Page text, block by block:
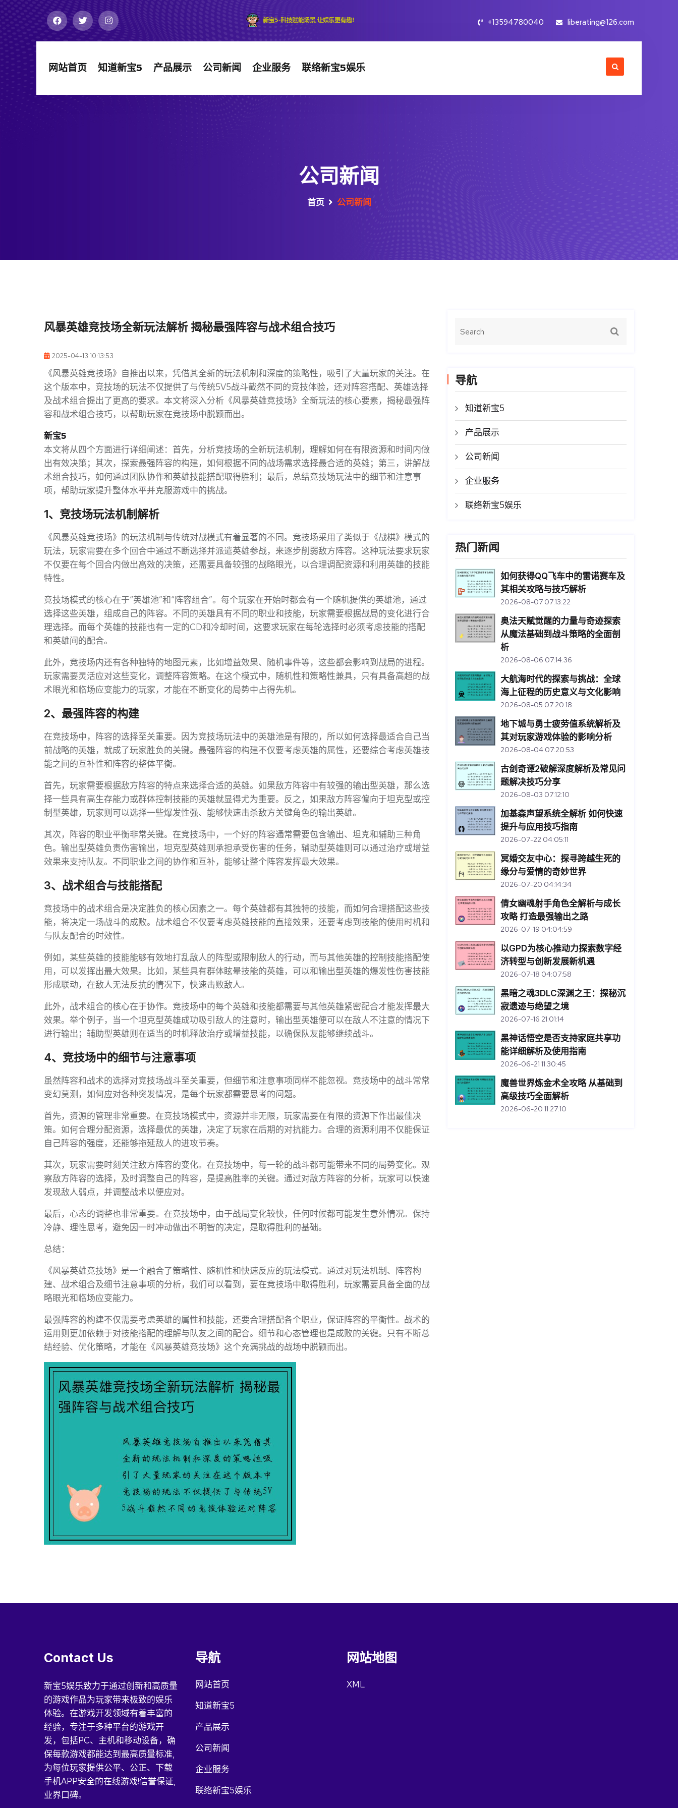
+13594780040 liberating@126.com
网站首页 知道新宝5 产品展示 公司新闻 企业服务 联络新宝5娱乐
公司新闻
首页 公司新闻
风暴英雄竞技场全新玩法解析 揭秘最强阵容与战术组合技巧
2025-04-13 10:13:53
《风暴英雄竞技场》自推出以来，凭借其全新的玩法机制和深度的策略性，吸引了大量玩家的关注。在
这个版本中，竞技场的玩法不仅提供了与传统5V5战斗截然不同的竞技体验，还对阵容搭配、英雄选择
及战术组合提出了更高的要求。本文将深入分析《风暴英雄竞技场》全新玩法的核心要素，揭秘最强阵
容和战术组合技巧，以帮助玩家在竞技场中脱颖而出。
新宝5
本文将从四个方面进行详细阐述：首先，分析竞技场的全新玩法机制，理解如何在有限资源和时间内做
出有效决策；其次，探索最强阵容的构建，如何根据不同的战场需求选择最合适的英雄；第三，讲解战
术组合技巧，如何通过团队协作和英雄技能搭配取得胜利；最后，总结竞技场玩法中的细节和注意事
项，帮助玩家提升整体水平并克服游戏中的挑战。
1、竞技场玩法机制解析
《风暴英雄竞技场》的玩法机制与传统对战模式有着显著的不同。竞技场采用了类似于《战棋》模式的
玩法，玩家需要在多个回合中通过不断选择并派遣英雄参战，来逐步削弱敌方阵容。这种玩法要求玩家
不仅要在每个回合内做出高效的决策，还需要具备较强的战略眼光，以合理调配资源和利用英雄的技能
特性。
竞技场模式的核心在于“英雄池”和“阵容组合”。每个玩家在开始时都会有一个随机提供的英雄池，通过
选择这些英雄，组成自己的阵容。不同的英雄具有不同的职业和技能，玩家需要根据战局的变化进行合
理选择。而每个英雄的技能也有一定的CD和冷却时间，这要求玩家在每轮选择时必须考虑技能的搭配
和英雄间的配合。
此外，竞技场内还有各种独特的地图元素，比如增益效果、随机事件等，这些都会影响到战局的进程。
玩家需要灵活应对这些变化，调整阵容策略。在这个模式中，随机性和策略性兼具，只有具备高超的战
术眼光和临场应变能力的玩家，才能在不断变化的局势中占得先机。
2、最强阵容的构建
在竞技场中，阵容的选择至关重要。因为竞技场玩法中的英雄池是有限的，所以如何选择最适合自己当
前战略的英雄，就成了玩家胜负的关键。最强阵容的构建不仅要考虑英雄的属性，还要综合考虑英雄技
能之间的互补性和阵容的整体平衡。
首先，玩家需要根据敌方阵容的特点来选择合适的英雄。如果敌方阵容中有较强的输出型英雄，那么选
择一些具有高生存能力或群体控制技能的英雄就显得尤为重要。反之，如果敌方阵容偏向于坦克型或控
制型英雄，玩家则可以选择一些爆发性强、能够快速击杀敌方关键角色的输出英雄。
其次，阵容的职业平衡非常关键。在竞技场中，一个好的阵容通常需要包含输出、坦克和辅助三种角
色。输出型英雄负责伤害输出，坦克型英雄则承担承受伤害的任务，辅助型英雄则可以通过治疗或增益
效果来支持队友。不同职业之间的协作和互补，能够让整个阵容发挥最大效果。
3、战术组合与技能搭配
竞技场中的战术组合是决定胜负的核心因素之一。每个英雄都有其独特的技能，而如何合理搭配这些技
能，将决定一场战斗的成败。战术组合不仅要考虑英雄技能的直接效果，还要考虑到技能的使用时机和
与队友配合的时效性。
例如，某些英雄的技能能够有效地打乱敌人的阵型或限制敌人的行动，而与其他英雄的控制技能搭配使
用，可以发挥出最大效果。比如，某些具有群体眩晕技能的英雄，可以和输出型英雄的爆发性伤害技能
形成联动，在敌人无法反抗的情况下，快速击败敌人。
此外，战术组合的核心在于协作。竞技场中的每个英雄和技能都需要与其他英雄紧密配合才能发挥最大
效果。举个例子，当一个坦克型英雄成功吸引敌人的注意时，输出型英雄便可以在敌人不注意的情况下
进行输出；辅助型英雄则在适当的时机释放治疗或增益技能，以确保队友能够继续战斗。
4、竞技场中的细节与注意事项
虽然阵容和战术的选择对竞技场战斗至关重要，但细节和注意事项同样不能忽视。竞技场中的战斗常常
变幻莫测，如何应对各种突发情况，是每个玩家都需要思考的问题。
首先，资源的管理非常重要。在竞技场模式中，资源并非无限，玩家需要在有限的资源下作出最佳决
策。如何合理分配资源，选择最优的英雄，决定了玩家在后期的对抗能力。合理的资源利用不仅能保证
自己阵容的强度，还能够拖延敌人的进攻节奏。
其次，玩家需要时刻关注敌方阵容的变化。在竞技场中，每一轮的战斗都可能带来不同的局势变化。观
察敌方阵容的选择，及时调整自己的阵容，是提高胜率的关键。通过对敌方阵容的分析，玩家可以快速
发现敌人弱点，并调整战术以便应对。
最后，心态的调整也非常重要。在竞技场中，由于战局变化较快，任何时候都可能发生意外情况。保持
冷静、理性思考，避免因一时冲动做出不明智的决定，是取得胜利的基础。
总结：
《风暴英雄竞技场》是一个融合了策略性、随机性和快速反应的玩法模式。通过对玩法机制、阵容构
建、战术组合及细节注意事项的分析，我们可以看到，要在竞技场中取得胜利，玩家需要具备全面的战
略眼光和临场应变能力。
最强阵容的构建不仅需要考虑英雄的属性和技能，还要合理搭配各个职业，保证阵容的平衡性。战术的
运用则更加依赖于对技能搭配的理解与队友之间的配合。细节和心态管理也是成败的关键。只有不断总
结经验、优化策略，才能在《风暴英雄竞技场》这个充满挑战的战场中脱颖而出。
导航
知道新宝5
产品展示
公司新闻
企业服务
联络新宝5娱乐
热门新闻
如何获得QQ飞车中的雷诺赛车及
其相关攻略与技巧解析
2026-08-07 07:13:22
奥法天赋觉醒的力量与奇迹探索
从魔法基础到战斗策略的全面剖
析
2026-08-06 07:14:36
大航海时代的探索与挑战：全球
海上征程的历史意义与文化影响
2026-08-05 07:20:18
地下城与勇士疲劳值系统解析及
其对玩家游戏体验的影响分析
2026-08-04 07:20:53
古剑奇谭2破解深度解析及常见问
题解决技巧分享
2026-08-03 07:12:10
加基森声望系统全解析 如何快速
提升与应用技巧指南
2026-07-22 04:05:11
冥婚交友中心：探寻跨越生死的
缘分与爱情的奇妙世界
2026-07-20 04:14:34
倩女幽魂射手角色全解析与成长
攻略 打造最强输出之路
2026-07-19 04:04:59
以GPD为核心推动力探索数字经
济转型与创新发展新机遇
2026-07-18 04:07:58
黑暗之魂3DLC深渊之王：探秘沉
寂遗迹与绝望之境
2026-07-16 21:01:14
黑神话悟空是否支持家庭共享功
能详细解析及使用指南
2026-06-21 11:30:45
魔兽世界炼金术全攻略 从基础到
高级技巧全面解析
2026-06-20 11:27:10
Contact Us
新宝5娱乐致力于通过创新和高质量
的游戏作品为玩家带来极致的娱乐
体验。在游戏开发领域有着丰富的
经验，专注于多种平台的游戏开
发，包括PC、主机和移动设备，确
保每款游戏都能达到最高质量标准,
为每位玩家提供公平、公正、下载
手机APP安全的在线游戏!信誉保证,
业界口碑。
导航
网站首页
知道新宝5
产品展示
公司新闻
企业服务
联络新宝5娱乐
网站地图
XML